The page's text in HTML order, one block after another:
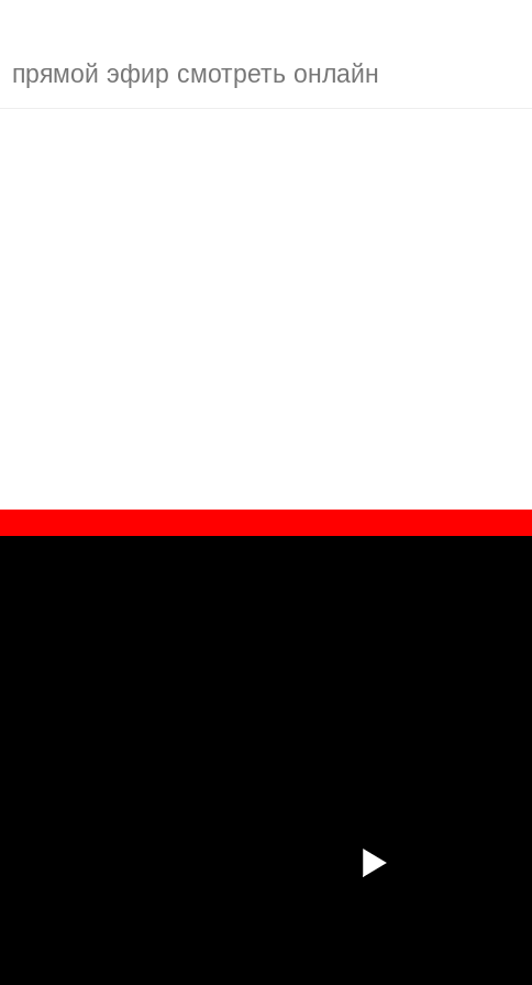
прямой эфир смотреть онлайн